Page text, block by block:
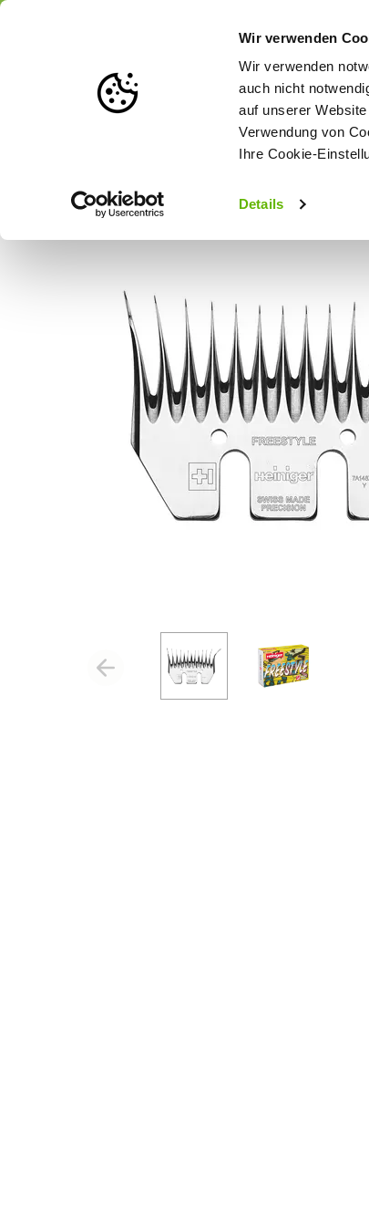
Wir verwenden
Wir verwenden
auch nicht
auf unserer
Verwendung von
Ihre Cookie-
Details
Weidezaun Zaunlösungen nach